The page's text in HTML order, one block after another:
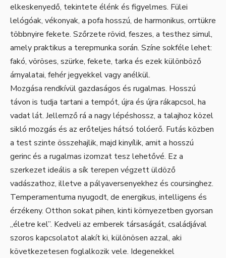
elkeskenyedő, tekintete élénk és figyelmes. Fülei
lelógóak, vékonyak, a pofa hosszú, de harmonikus, orrtükre
többnyire fekete. Szőrzete rövid, feszes, a testhez simul,
amely praktikus a terepmunka során. Színe sokféle lehet:
fakó, vöröses, szürke, fekete, tarka és ezek különböző
árnyalatai, fehér jegyekkel vagy anélkül.
Mozgása rendkívül gazdaságos és rugalmas. Hosszú
távon is tudja tartani a tempót, újra és újra rákapcsol, ha
vadat lát. Jellemző rá a nagy lépéshossz, a talajhoz közel
sikló mozgás és az erőteljes hátsó tolóerő. Futás közben
a test szinte összehajlik, majd kinyílik, amit a hosszú
gerinc és a rugalmas izomzat tesz lehetővé. Ez a
szerkezet ideális a sík terepen végzett üldöző
vadászathoz, illetve a pályaversenyekhez és coursinghez.
Temperamentuma nyugodt, de energikus, intelligens és
érzékeny. Otthon sokat pihen, kinti környezetben gyorsan
„életre kel”. Kedveli az emberek társaságát, családjával
szoros kapcsolatot alakít ki, különösen azzal, aki
következetesen foglalkozik vele. Idegenekkel